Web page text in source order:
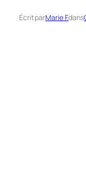
Écrit parMarie F.dans